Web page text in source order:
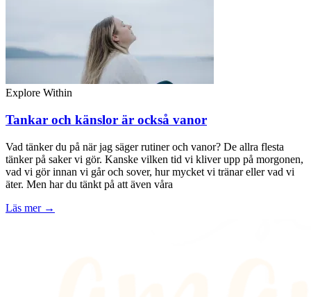
Explore Within
Tankar och känslor är också vanor
Vad tänker du på när jag säger rutiner och vanor? De allra flesta
tänker på saker vi gör. Kanske vilken tid vi kliver upp på morgonen,
vad vi gör innan vi går och sover, hur mycket vi tränar eller vad vi
äter. Men har du tänkt på att även våra
Läs mer →